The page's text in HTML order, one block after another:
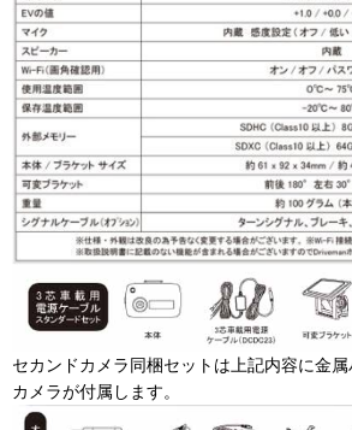
セカンドカメラ同梱セットは上記内容に金
カメラが付属します。